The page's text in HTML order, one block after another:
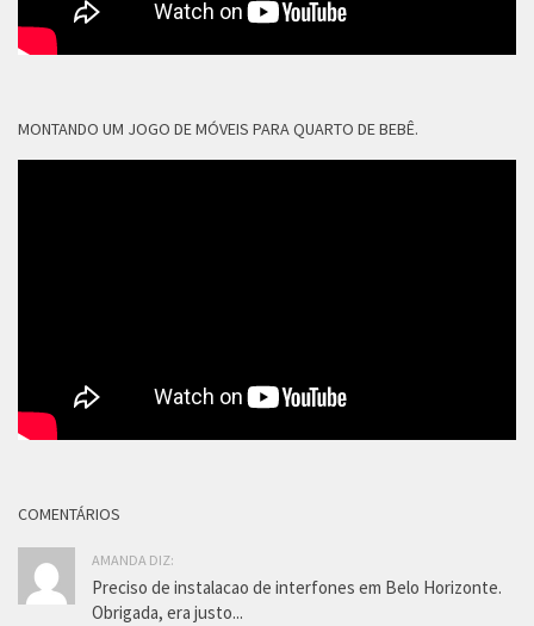
MONTANDO UM JOGO DE MÓVEIS PARA QUARTO DE BEBÊ.
COMENTÁRIOS
AMANDA DIZ:
Preciso de instalacao de interfones em Belo Horizonte.
Obrigada, era justo...